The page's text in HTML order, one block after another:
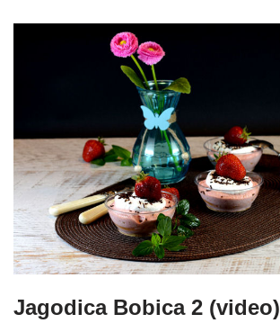
Jagodica Bobica 2 (video)